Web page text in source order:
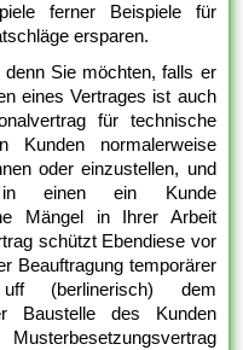
ferner Beispiele für
ersparen.
Sie möchten, falls er
eines Vertrages ist auch
für technische
Kunden normalerweise
oder einzustellen, und
in einen ein Kunde
Mängel in Ihrer Arbeit
schützt Ebendiese vor
Beauftragung temporärer
uff (berlinerisch) dem
Baustelle des Kunden